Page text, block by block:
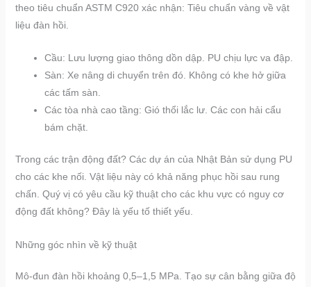
theo tiêu chuẩn ASTM C920 xác nhận: Tiêu chuẩn vàng về vật
liệu đàn hồi.
Cầu: Lưu lượng giao thông dồn dập. PU chịu lực va đập.
Sàn: Xe nâng di chuyển trên đó. Không có khe hở giữa
các tấm sàn.
Các tòa nhà cao tầng: Gió thổi lắc lư. Các con hải cẩu
bám chặt.
Trong các trận động đất? Các dự án của Nhật Bản sử dụng PU
cho các khe nối. Vật liệu này có khả năng phục hồi sau rung
chấn. Quý vị có yêu cầu kỹ thuật cho các khu vực có nguy cơ
động đất không? Đây là yếu tố thiết yếu.
Những góc nhìn về kỹ thuật
Mô-đun đàn hồi khoảng 0,5–1,5 MPa. Tạo sự cân bằng giữa độ